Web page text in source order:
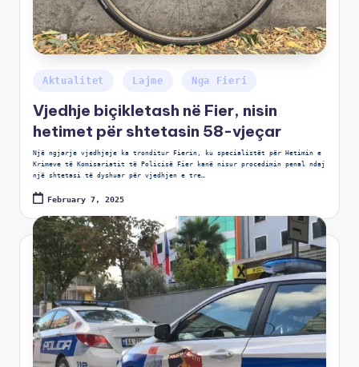
Aktualitet Lajme Nga Fieri
Vjedhje biçikletash në Fier, nisin
hetimet për shtetasin 58-vjeçar
Një ngjarje vjedhjeje ka tronditur Fierin, ku specialistët për Hetimin e
Krimeve të Komisariatit të Policisë Fier kanë nisur procedimin penal ndaj
një shtetasi të dyshuar për vjedhjen e tre…
February 7, 2025